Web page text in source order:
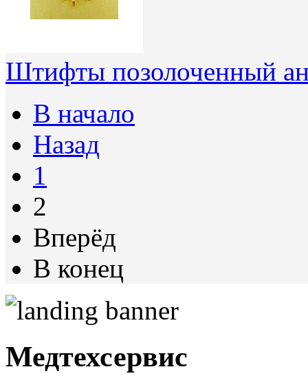
Штифты позолоченный
В начало
Назад
1
2
Вперёд
В конец
Медтехсервис